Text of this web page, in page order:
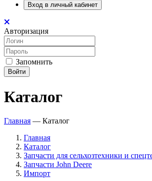
Вход в личный кабинет
Авторизация
Запомнить
Войти
Каталог
Главная — Каталог
Главная
Каталог
Запчасти для сельхозтехники и
Запчасти John Deere
Импорт